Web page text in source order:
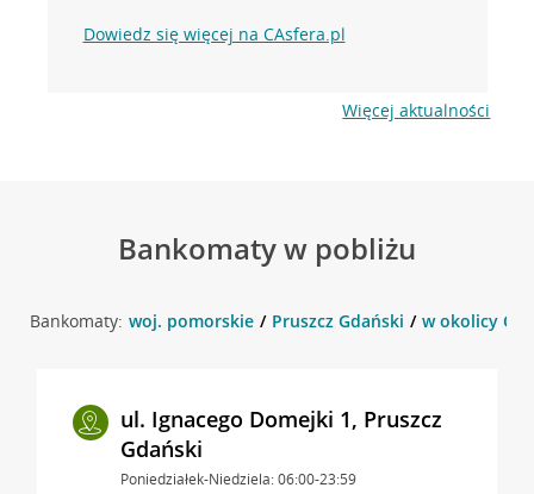
Dowiedz się więcej na CAsfera.pl
Więcej aktualności
Bankomaty w pobliżu
Bankomaty: woj. pomorskie Pruszcz Gdański w okolicy
ul. Ignacego Domejki 1, Pruszcz
Gdański
Poniedziałek-Niedziela: 06:00-23:59